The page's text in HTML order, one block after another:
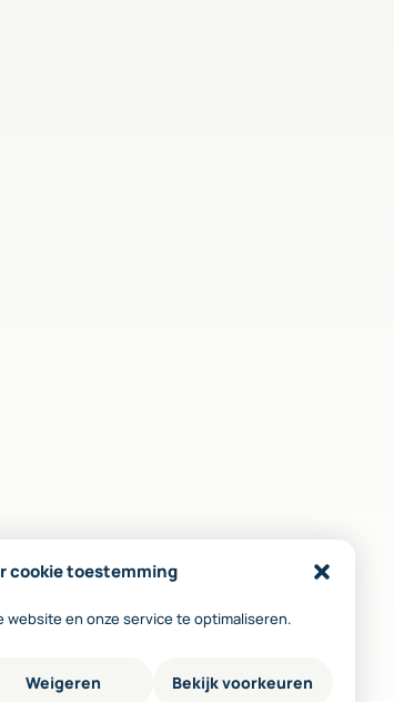
cookie toestemming
website en onze service te optimaliseren.
Weigeren Bekijk voorkeuren